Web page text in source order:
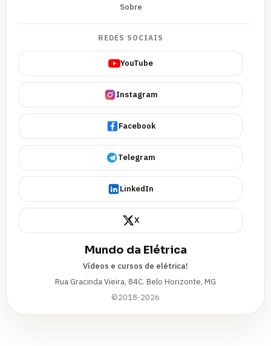
Sobre
REDES SOCIAIS
YouTube
Instagram
Facebook
Telegram
LinkedIn
X
Mundo da Elétrica
Vídeos e cursos de elétrica!
Rua Gracinda Vieira, 84C. Belo Horizonte, MG
©2018-2026